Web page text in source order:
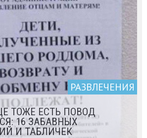
РАЗВЛЕЧЕНИЯ
ТОЖЕ ЕСТЬ ПОВОД
16 ЗАБАВНЫХ
И ТАБЛИЧЕК